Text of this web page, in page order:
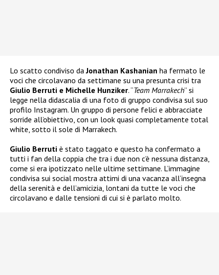
Lo scatto condiviso daJonathan Kashanian ha fermato le
voci che circolavano da settimane su una presunta crisi tra
Giulio Berruti e Michelle Hunziker. “Team Marrakech” si
legge nella didascalia di una foto di gruppo condivisa sul suo
profilo Instagram. Un gruppo di persone felici e abbracciate
sorride all’obiettivo, con un look quasi completamente total
white, sotto il sole di Marrakech.
Giulio Berruti è stato taggato e questo ha confermato a
tutti i fan della coppia che tra i due non c’è nessuna distanza,
come si era ipotizzato nelle ultime settimane. L’immagine
condivisa sui social mostra attimi di una vacanza all’insegna
della serenità e dell’amicizia, lontani da tutte le voci che
circolavano e dalle tensioni di cui si è parlato molto.